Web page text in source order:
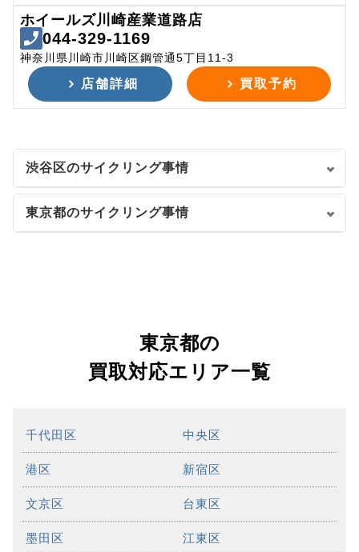
ホイールズ川崎産業道路店
044-329-1169
神奈川県川崎市川崎区鋼管通5丁目11-3
店舗詳細 買取予約
渋谷区のサイクリング事情
東京都のサイクリング事情
東京都の
買取対応エリア一覧
千代田区 中央区
港区 新宿区
文京区 台東区
墨田区 江東区